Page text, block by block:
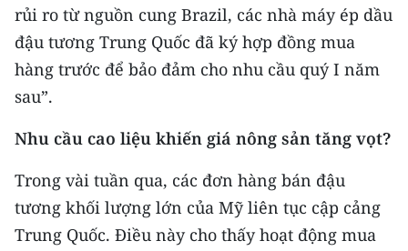
rủi ro từ nguồn cung Brazil, các nhà máy ép dầu
đậu tương Trung Quốc đã ký hợp đồng mua
hàng trước để bảo đảm cho nhu cầu quý I năm
sau”.
Nhu cầu cao liệu khiến giá nông sản tăng vọt?
Trong vài tuần qua, các đơn hàng bán đậu
tương khối lượng lớn của Mỹ liên tục cập cảng
Trung Quốc. Điều này cho thấy hoạt động mua